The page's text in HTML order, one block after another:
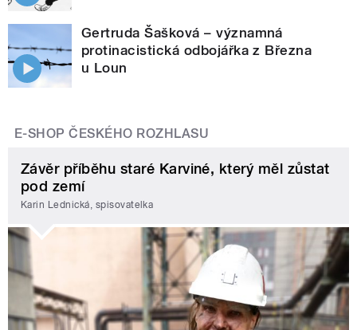
Gertruda Šašková – významná
protinacistická odbojářka z Března
u Loun
E-SHOP ČESKÉHO ROZHLASU
Závěr příběhu staré Karviné, který měl zůstat
pod zemí
Karin Lednická, spisovatelka